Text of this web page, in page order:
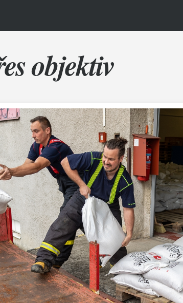
objektiv